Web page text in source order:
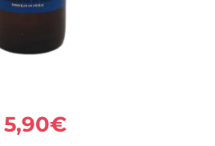
5,90€